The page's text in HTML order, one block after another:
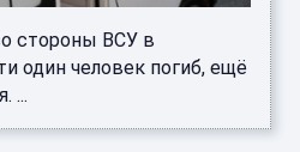
стороны ВСУ в
один человек погиб, ещё
...